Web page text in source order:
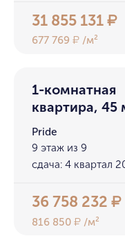
31 855 131₽
677 769₽ /м²
1-комнатная
квартира, 45
Pride
9 этаж из 9
сдача: 4 квартал
36 758 232₽
816 850₽ /м²